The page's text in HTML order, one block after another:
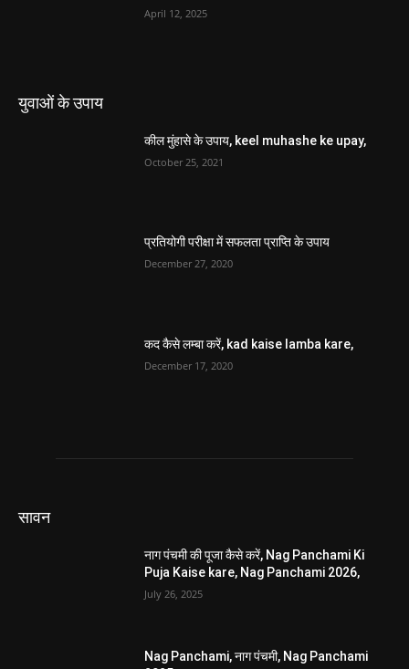
April 12, 2025
युवाओं के उपाय
कील मुंहासे के उपाय, keel muhashe ke upay,
October 25, 2021
प्रतियोगी परीक्षा में सफलता प्राप्ति के उपाय
December 27, 2020
कद कैसे लम्बा करें, kad kaise lamba kare,
December 17, 2020
सावन
नाग पंचमी की पूजा कैसे करें, Nag Panchami Ki
Puja Kaise kare, Nag Panchami 2026,
July 26, 2025
Nag Panchami, नाग पंचमी, Nag Panchami